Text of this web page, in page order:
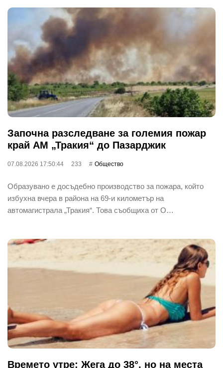
Започна разследване за големия пожар
край АМ „Тракия“ до Пазарджик
07.08.2026 17:50:44 233 Общество
Образувано е досъдебно производство за пожара, който
избухна вчера в района на 69-и километър на
автомагистрала „Тракия“. Това съобщиха от О…
Времето утре: Жега до 38°, но на места